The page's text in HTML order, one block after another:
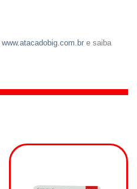
www.atacadobig.com.br e saiba